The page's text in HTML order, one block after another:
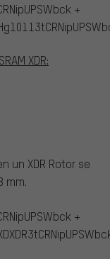
+
XDR:
un XDR Rotor se
mm.
+